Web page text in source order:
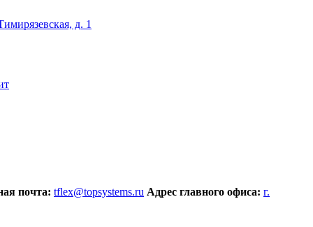
д. 1
почта: tflex@topsystems.ru Адрес главного офиса: г.